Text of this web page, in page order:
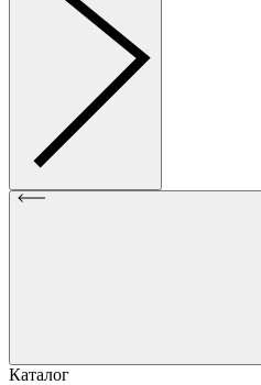
Каталог